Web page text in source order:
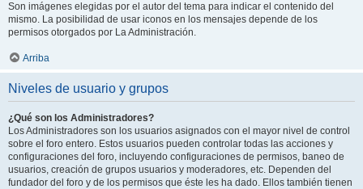
Son imágenes elegidas por el autor del tema para indicar el contenido del
mismo. La posibilidad de usar iconos en los mensajes depende de los
permisos otorgados por La Administración.
Arriba
Niveles de usuario y grupos
¿Qué son los Administradores?
Los Administradores son los usuarios asignados con el mayor nivel de control
sobre el foro entero. Estos usuarios pueden controlar todas las acciones y
configuraciones del foro, incluyendo configuraciones de permisos, baneo de
usuarios, creación de grupos usuarios y moderadores, etc. Dependen del
fundador del foro y de los permisos que éste les ha dado. Ellos también tienen